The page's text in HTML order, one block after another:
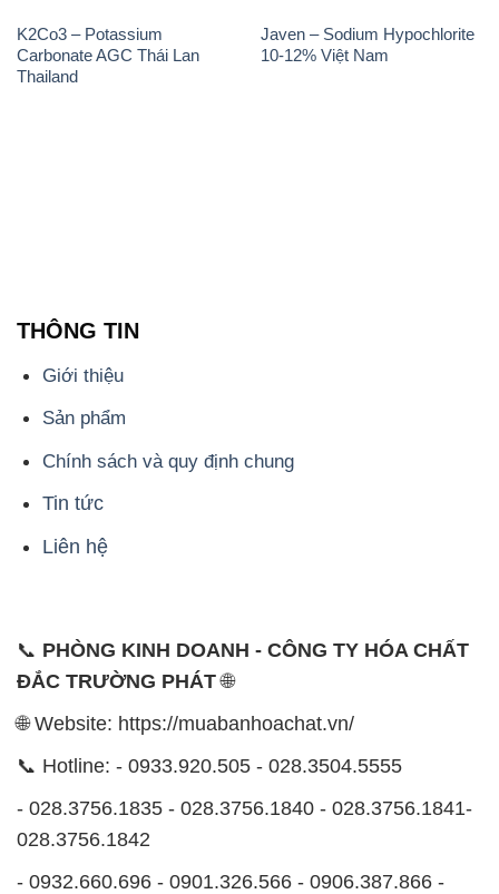
K2Co3 – Potassium
Carbonate AGC Thái Lan
Thailand
Javen – Sodium Hypochlorite
10-12% Việt Nam
THÔNG TIN
Giới thiệu
Sản phẩm
Chính sách và quy định chung
Tin tức
Liên hệ
📞 PHÒNG KINH DOANH - CÔNG TY HÓA CHẤT
ĐẮC TRƯỜNG PHÁT🌐
🌐 Website: https://muabanhoachat.vn/
📞 Hotline: - 0933.920.505 - 028.3504.5555
- 028.3756.1835 - 028.3756.1840 - 028.3756.1841-
028.3756.1842
- 0932.660.696 - 0901.326.566 - 0906.387.866 -